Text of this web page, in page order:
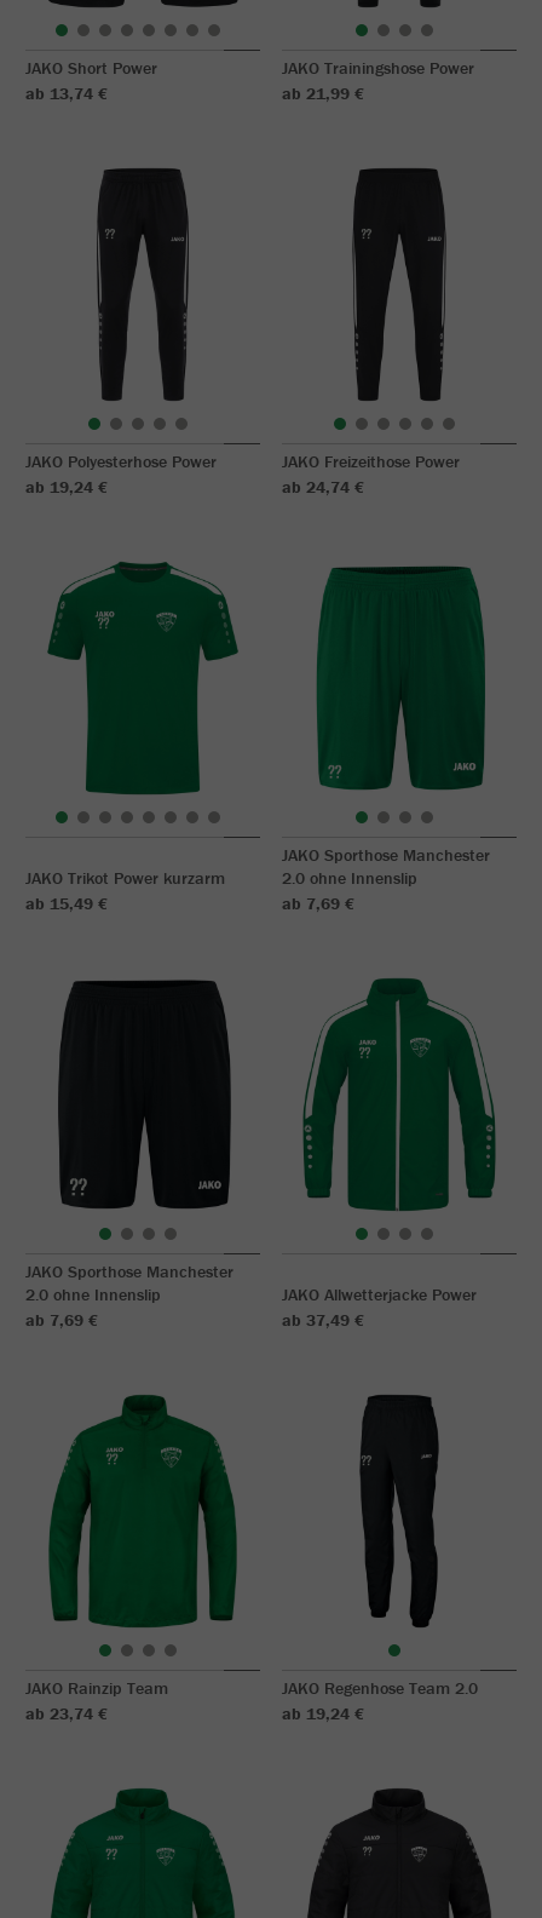
JAKO Short Power
ab 13,74 €
JAKO Trainingshose Power
ab 21,99 €
JAKO Polyesterhose Power
ab 19,24 €
JAKO Freizeithose Power
ab 24,74 €
JAKO Trikot Power kurzarm
ab 15,49 €
JAKO Sporthose Manchester
2.0 ohne Innenslip
ab 7,69 €
JAKO Sporthose Manchester
2.0 ohne Innenslip
ab 7,69 €
JAKO Allwetterjacke Power
ab 37,49 €
JAKO Rainzip Team
ab 23,74 €
JAKO Regenhose Team 2.0
ab 19,24 €